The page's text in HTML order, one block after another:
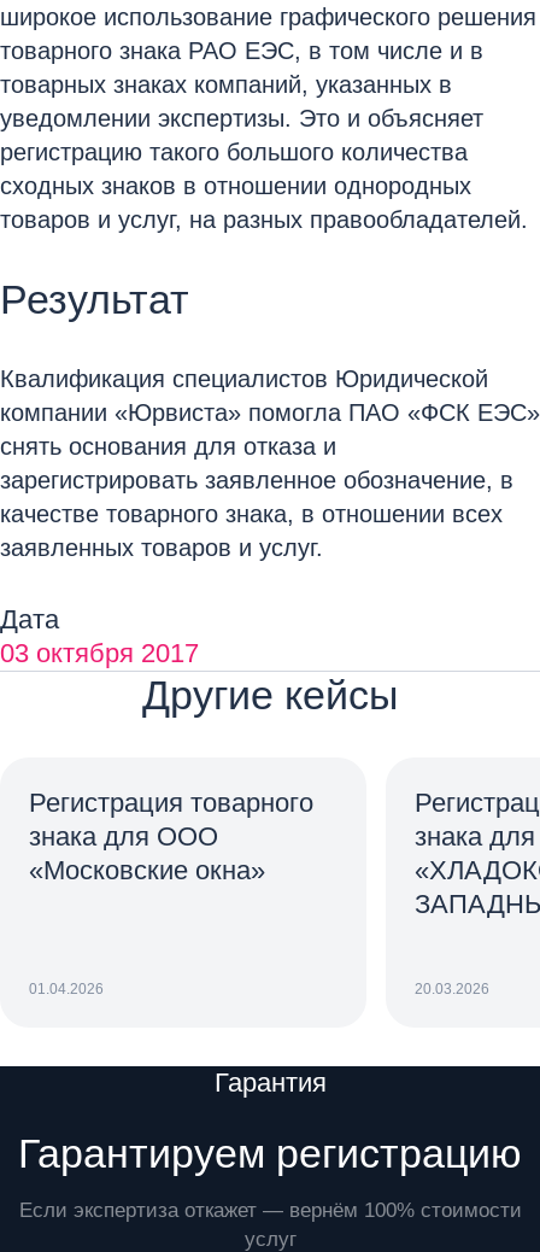
широкое использование графического решения
товарного знака РАО ЕЭС, в том числе и в
товарных знаках компаний, указанных в
уведомлении экспертизы. Это и объясняет
регистрацию такого большого количества
сходных знаков в отношении однородных
товаров и услуг, на разных правообладателей.
Результат
Квалификация специалистов Юридической
компании «Юрвиста» помогла ПАО «ФСК ЕЭС»
снять основания для отказа и
зарегистрировать заявленное обозначение, в
качестве товарного знака, в отношении всех
заявленных товаров и услуг.
Дата
03 октября 2017
Другие кейсы
Регистрация товарного
знака для ООО
«Московские окна»
01.04.2026
знака
20.03.2026
Гарантия
Гарантируем регистрацию
Если экспертиза откажет — вернём 100% стоимости
услуг